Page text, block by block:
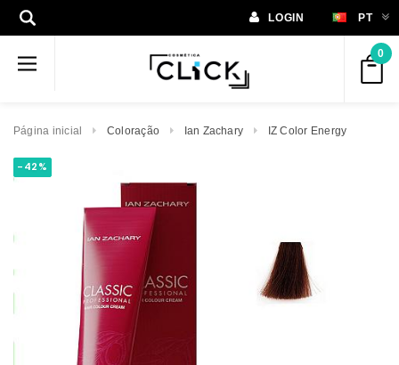
LOGIN PT
0
Página inicial Coloração Ian Zachary IZ Color Energy
-42%